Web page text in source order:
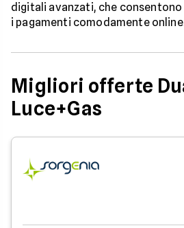
digitali avanzati, che
i pagamenti comodamente
Migliori offerte
Luce+Gas